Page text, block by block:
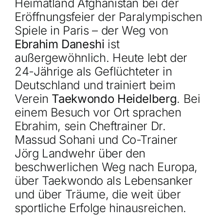
Heimatland Afghanistan bei der
Eröffnungsfeier der Paralympischen
Spiele in Paris – der Weg von
Ebrahim Daneshi ist
außergewöhnlich. Heute lebt der
24-Jährige als Geflüchteter in
Deutschland und trainiert beim
Verein Taekwondo Heidelberg. Bei
einem Besuch vor Ort sprachen
Ebrahim, sein Cheftrainer Dr.
Massud Sohani und Co-Trainer
Jörg Landwehr über den
beschwerlichen Weg nach Europa,
über Taekwondo als Lebensanker
und über Träume, die weit über
sportliche Erfolge hinausreichen.